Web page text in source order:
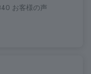
お客様の声